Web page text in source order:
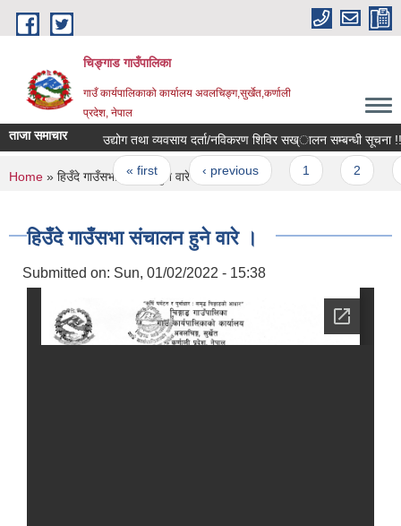
Skip to main content
चिङ्गाड गाउँपालिका
गाउँ कार्यपालिकाको कार्यालय अवलचिङ्ग,सुर्खेत,कर्णाली
प्रदेश, नेपाल
ताजा समाचार उद्योग तथा व्यवसाय दर्ता/नविकरण शिविर सख्ालन सम्बन्धी सूचना !!
Pages
« first ‹ previous
You are here
Home » हिउँदे गाउँसभा संचालन हुने वारे ।
हिउँदे गाउँसभा संचालन हुने वारे ।
Submitted on: Sun, 01/02/2022 - 15:38